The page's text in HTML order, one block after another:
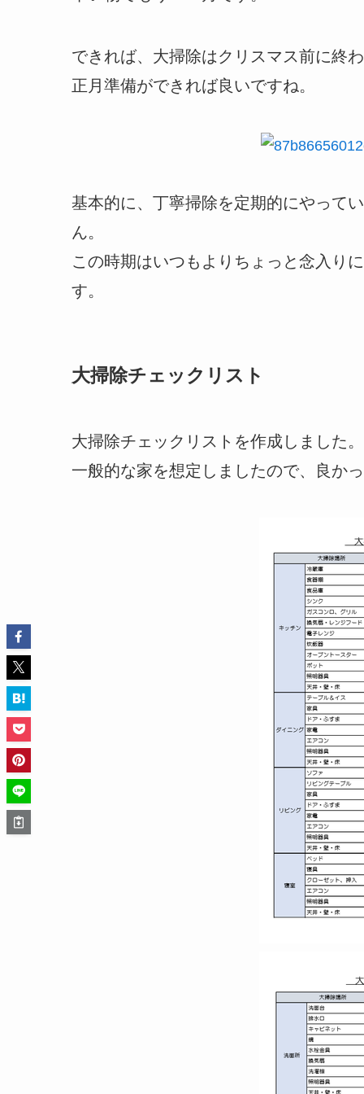
できれば、大掃除はクリスマス前に終
正月準備ができれば良いですね。
基本的に、丁寧掃除を定期的にやって
ん。
この時期はいつもよりちょっと念入り
す。
大掃除チェックリスト
大掃除チェックリストを作成しました。
一般的な家を想定しましたので、良か